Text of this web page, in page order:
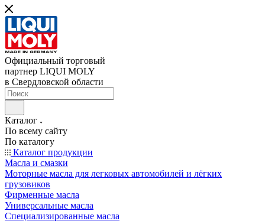
Официальный торговый
партнер LIQUI MOLY
в Свердловской области
Каталог
По всему сайту
По каталогу
Каталог продукции
Масла и смазки
Моторные масла для легковых автомобилей и лёгких
грузовиков
Фирменные масла
Универсальные масла
Специализированные масла